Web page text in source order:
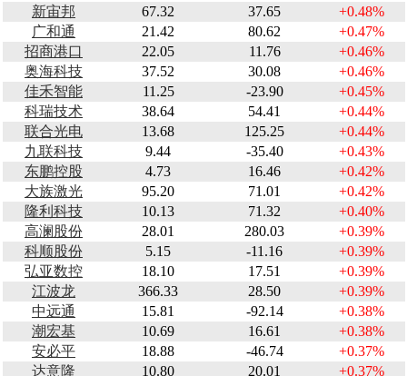
新宙邦
67.32 37.65
+0.48%
广和通
21.42 80.62
+0.47%
招商港口
22.05 11.76
+0.46%
奥海科技
37.52 30.08
+0.46%
佳禾智能
11.25 -23.90
+0.45%
科瑞技术
38.64 54.41
+0.44%
联合光电
13.68 125.25
+0.44%
九联科技
9.44 -35.40
+0.43%
东鹏控股
4.73 16.46
+0.42%
大族激光
95.20 71.01
+0.42%
隆利科技
10.13 71.32
+0.40%
高澜股份
28.01 280.03
+0.39%
科顺股份
5.15 -11.16
+0.39%
弘亚数控
18.10 17.51
+0.39%
江波龙
366.33 28.50
+0.39%
中远通
15.81 -92.14
+0.38%
潮宏基
10.69 16.61
+0.38%
安必平
18.88 -46.74
+0.37%
达意隆
10.80 20.01
+0.37%